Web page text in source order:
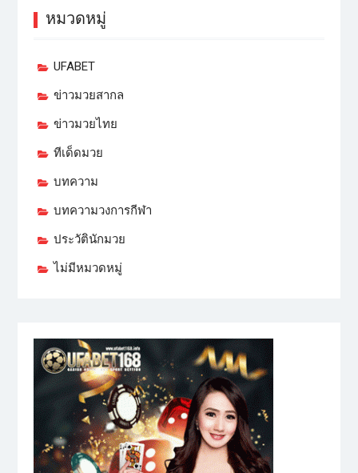
หมวดหมู่
UFABET
ข่าวมวยสากล
ข่าวมวยไทย
ทีเด็ดมวย
บทความ
บทความวงการกีฬา
ประวัตินักมวย
ไม่มีหมวดหมู่